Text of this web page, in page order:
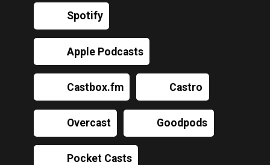
Spotify
Apple Podcasts
Castbox.fm Castro
Overcast Goodpods
Pocket Casts